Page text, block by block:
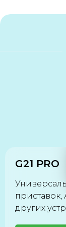
Mini
Android,